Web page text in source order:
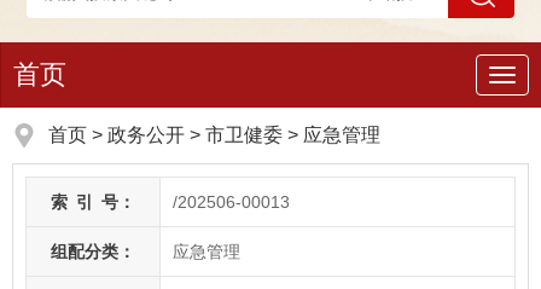
导
首页
首页 > 政务公开 > 市卫健委 > 应急管理
索 引 号： /202506-00013
组配分类： 应急管理